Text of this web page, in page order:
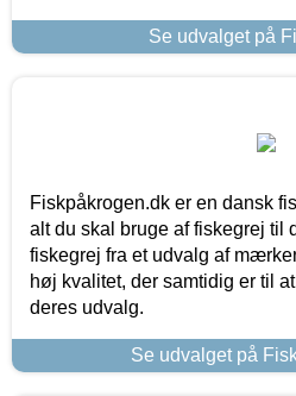
Se udvalget på
Fiskpåkrogen.dk er en dansk
alt du skal bruge af fiskegrej til
fiskegrej fra et udvalg af
høj kvalitet, der samtidig er til
deres udvalg.
Se udvalget på